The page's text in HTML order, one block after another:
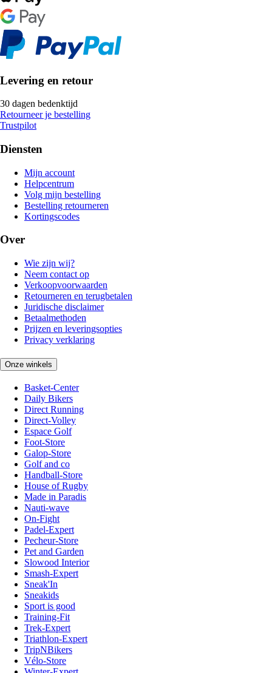
Levering en retour
30 dagen bedenktijd
Retourneer je bestelling
Trustpilot
Diensten
Mijn account
Helpcentrum
Volg mijn bestelling
Bestelling retourneren
Kortingscodes
Over
Wie zijn wij?
Neem contact op
Verkoopvoorwaarden
Retourneren en terugbetalen
Juridische disclaimer
Betaalmethoden
Prijzen en leveringsopties
Privacy verklaring
Onze winkels
Basket-Center
Daily Bikers
Direct Running
Direct-Volley
Espace Golf
Foot-Store
Galop-Store
Golf and co
Handball-Store
House of Rugby
Made in Paradis
Nauti-wave
On-Fight
Padel-Expert
Pecheur-Store
Pet and Garden
Slowood Interior
Smash-Expert
Sneak'In
Sneakids
Sport is good
Training-Fit
Trek-Expert
Triathlon-Expert
TripNBikers
Vélo-Store